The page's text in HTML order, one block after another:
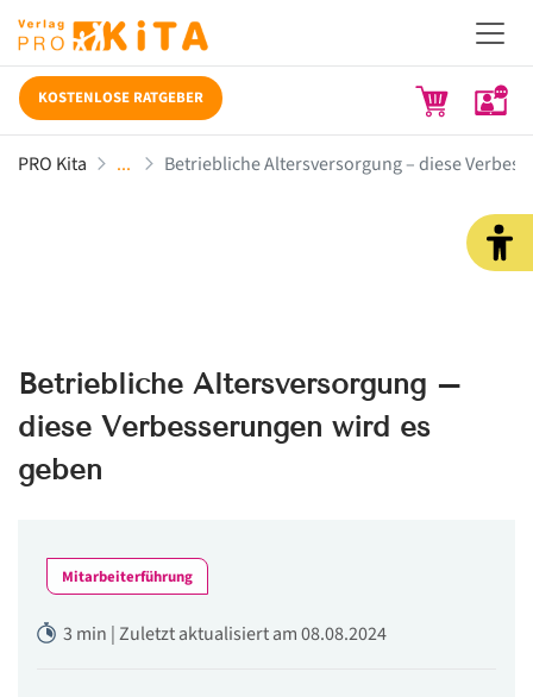
KOSTENLOSE RATGEBER
PRO Kita Betriebliche Altersversorgung – diese
Betriebliche Altersversorgung –
diese Verbesserungen wird es
geben
Mitarbeiterführung
3 min | Zuletzt aktualisiert am 08.08.2024